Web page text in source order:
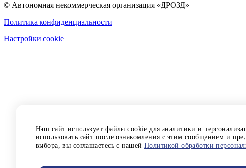
© Автономная некоммерческая организация «ДРОЗД»
Политика конфиденциальности
Настройки cookie
Наш сайт использует файлы cookie для аналитики и
использовать сайт после ознакомления с этим сообщением и
выбора, вы соглашаетесь с нашей Политикой обработки